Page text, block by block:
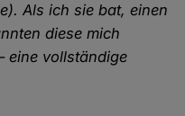
Als ich sie bat, einen
diese mich
eine vollständige